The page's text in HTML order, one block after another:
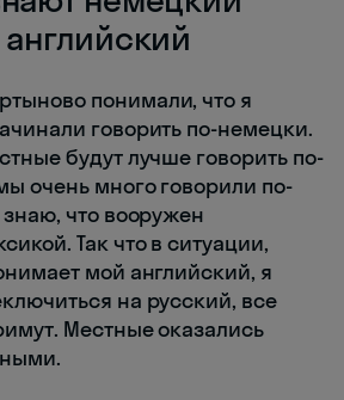
понимали, что я
говорить по-немецки.
будут лучше говорить по-
очень много говорили по-
что вооружен
Так что в ситуации,
мой английский, я
на русский, все
Местные оказались